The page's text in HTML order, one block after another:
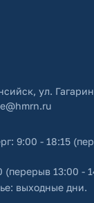
ул.
9:00 - 18:15
(перерыв 13:00 -
выходные дни.